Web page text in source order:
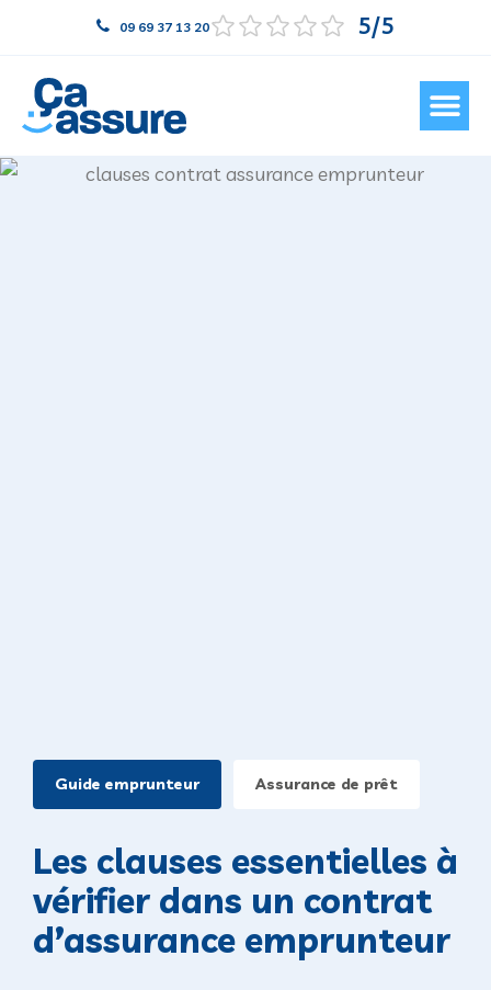
09 69 37 13 20 5
Guide emprunteur Assurance de prêt
Les clauses essentielles à
vérifier dans un contrat
d’assurance emprunteur